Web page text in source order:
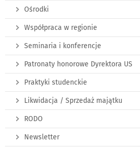
Ośrodki
Współpraca w regionie
Seminaria i konferencje
Patronaty honorowe Dyrektora US
Praktyki studenckie
Likwidacja / Sprzedaż majątku
RODO
Newsletter